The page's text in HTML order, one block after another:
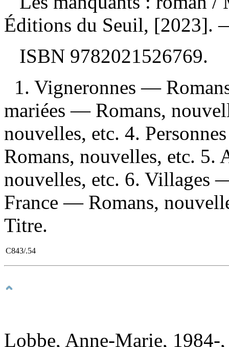
Éditions du Seuil, [2023].
ISBN 9782021526769.
1. Vigneronnes —
mariées — Romans,
nouvelles, etc. 4.
Romans, nouvelles, etc.
nouvelles, etc. 6. Villages
France — Romans,
Titre.
C843/.54
Lobbe, Anne-Marie, 1984-,